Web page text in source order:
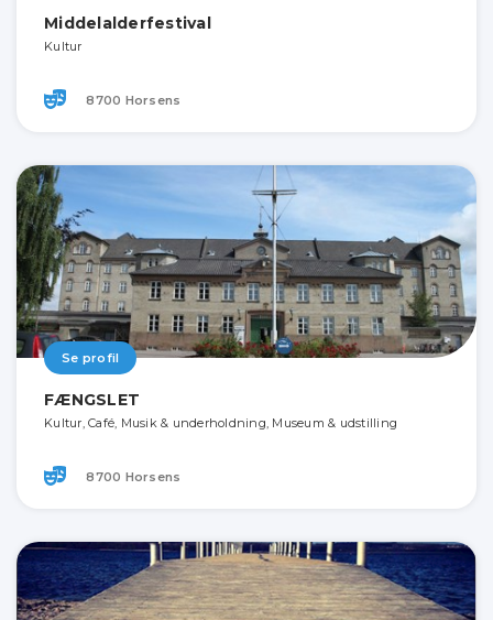
Middelalderfestival
Kultur
8700 Horsens
Se profil
FÆNGSLET
Kultur, Café, Musik & underholdning, Museum & udstilling
8700 Horsens